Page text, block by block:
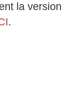
la version
.